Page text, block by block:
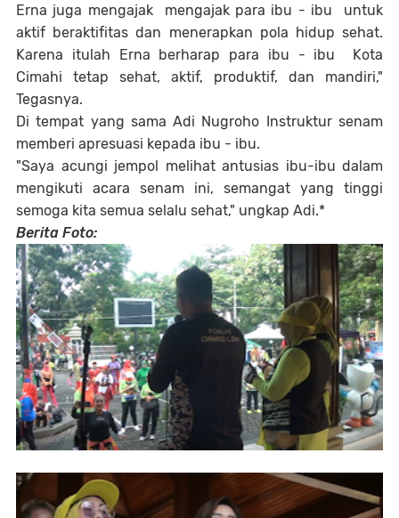
Erna juga mengajak mengajak para ibu - ibu untuk
aktif beraktifitas dan menerapkan pola hidup sehat.
Karena itulah Erna berharap para ibu - ibu Kota
Cimahi tetap sehat, aktif, produktif, dan mandiri,"
Tegasnya.
Di tempat yang sama Adi Nugroho Instruktur senam
memberi apresuasi kepada ibu - ibu.
"Saya acungi jempol melihat antusias ibu-ibu dalam
mengikuti acara senam ini, semangat yang tinggi
semoga kita semua selalu sehat," ungkap Adi.*
Berita Foto: